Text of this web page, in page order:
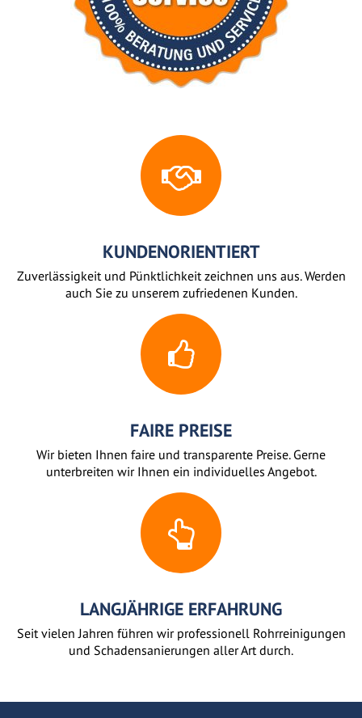
KUNDENORIENTIERT
Zuverlässigkeit und Pünktlichkeit zeichnen uns aus. Werden
auch Sie zu unserem zufriedenen Kunden.
FAIRE PREISE
Wir bieten Ihnen faire und transparente Preise. Gerne
unterbreiten wir Ihnen ein individuelles Angebot.
LANGJÄHRIGE ERFAHRUNG
Seit vielen Jahren führen wir professionell Rohrreinigungen
und Schadensanierungen aller Art durch.